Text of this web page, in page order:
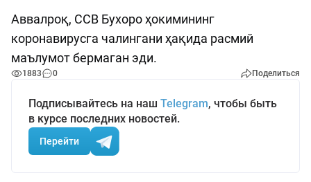
Аввалроқ, ССВ Бухоро ҳокимининг
коронавирусга чалингани ҳақида расмий
маълумот бермаган эди.
1883 0 Поделиться
Подписывайтесь на наш Telegram, чтобы быть
в курсе последних новостей.
Перейти